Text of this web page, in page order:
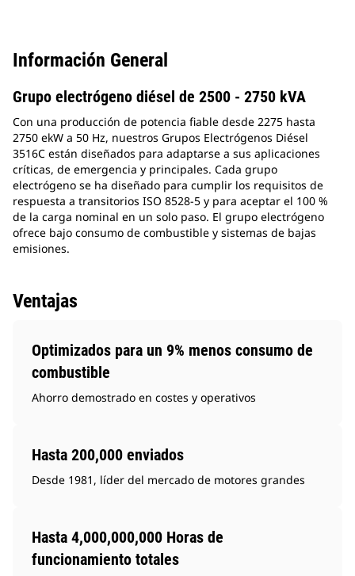
Información General
Grupo electrógeno diésel de 2500 - 2750 kVA
Con una producción de potencia fiable desde 2275 hasta
2750 ekW a 50 Hz, nuestros Grupos Electrógenos Diésel
3516C están diseñados para adaptarse a sus aplicaciones
críticas, de emergencia y principales. Cada grupo
electrógeno se ha diseñado para cumplir los requisitos de
respuesta a transitorios ISO 8528-5 y para aceptar el 100 %
de la carga nominal en un solo paso. El grupo electrógeno
ofrece bajo consumo de combustible y sistemas de bajas
emisiones.
Ventajas
Optimizados para un 9% menos consumo de
combustible
Ahorro demostrado en costes y operativos
Hasta 200,000 enviados
Desde 1981, líder del mercado de motores grandes
Hasta 4,000,000,000 Horas de
funcionamiento totales